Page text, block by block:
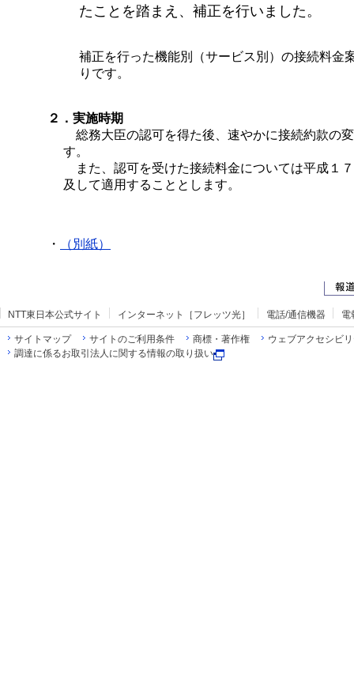
たことを踏まえ、補正を行いました。
補正を行った機能別（サービス別）の接続料金
りです。
２．実施時期
総務大臣の認可を得た後、速やかに接続約款の
す。
また、認可を受けた接続料金については平成１
及して適用することとします。
・ （別紙）
NTT東日本公式サイト インターネット［フレッツ光］ 電話/通信機器 電
サイトマップ サイトのご利用条件 商標・著作権
ウェブアクセシビ
調達に係るお取引法人に関する情報の取り扱い